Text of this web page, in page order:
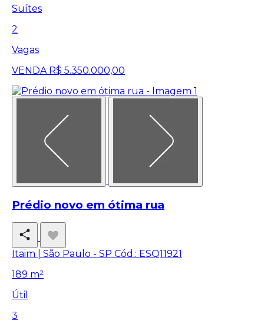
Suítes
2
Vagas
VENDA R$ 5.350.000,00
Prédio novo em ótima rua
Itaim | São Paulo - SP Cód.: ESQ11921
189 m²
Útil
3